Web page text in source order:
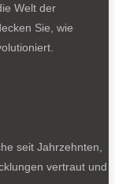
Welt der
Sie, wie
seit Jahrzehnten,
vertraut und